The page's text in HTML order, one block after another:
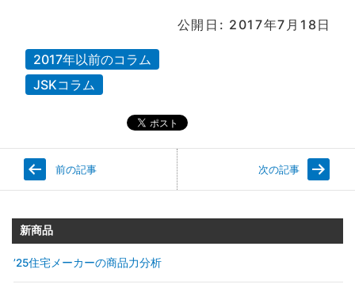
公開日: 2017年7月18日
2017年以前のコラム
JSKコラム
前の記事 次の記事
新商品
’25住宅メーカーの商品力分析